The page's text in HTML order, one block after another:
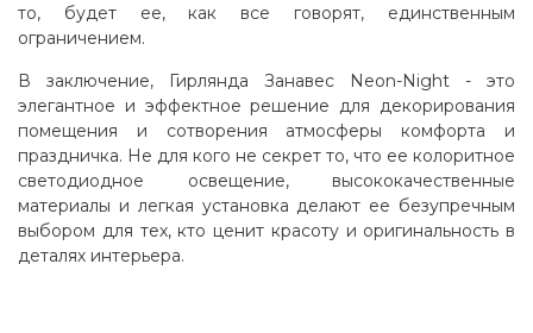
то, будет ее, как все говорят, единственным
ограничением.
В заключение, Гирлянда Занавес Neon-Night - это
элегантное и эффектное решение для декорирования
помещения и сотворения атмосферы комфорта и
праздничка. Не для кого не секрет то, что ее колоритное
светодиодное освещение, высококачественные
материалы и легкая установка делают ее безупречным
выбором для тех, кто ценит красоту и оригинальность в
деталях интерьера.